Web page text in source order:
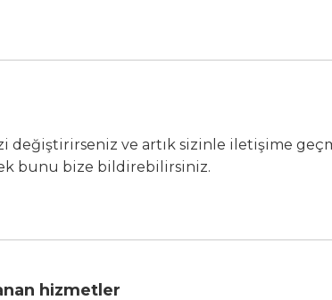
değiştirirseniz ve artık sizinle iletişime
bunu bize bildirebilirsiniz.
hizmetler